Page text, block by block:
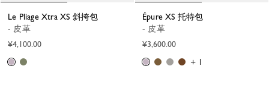
Le Pliage Xtra XS 斜挎包
- 皮革
¥4,100.00
Épure XS 托特包
- 皮革
¥3,600.00
+ 1